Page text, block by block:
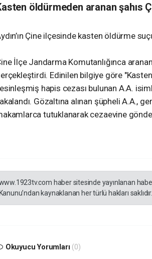
öldürmeden aranan şahıs
Çine ilçesinde kasten öldürme
İlçe Jandarma Komutanlığınca
Edinilen bilgiye göre
hapis cezası bulunan A.A.
Gözaltına alınan şüpheli A.A.,
tutuklanarak cezaevine
haber sitesinde yayınlanan
Kanunu’ndan kaynaklanan her türlü hakları
Okuyucu Yorumları (0)